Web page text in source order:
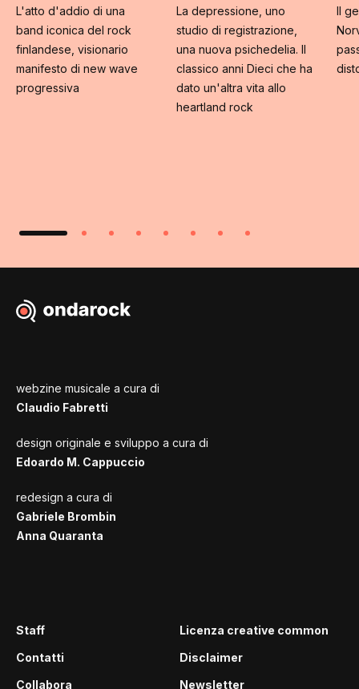
L'atto d'addio di una
band iconica del rock
finlandese, visionario
manifesto di new wave
progressiva
La depressione, uno
studio di registrazione,
una nuova psichedelia. Il
classico anni Dieci che ha
dato un'altra vita allo
heartland rock
Il
webzine musicale a cura di
Claudio Fabretti
design originale e sviluppo a cura di
Edoardo M. Cappuccio
redesign a cura di
Gabriele Brombin
Anna Quaranta
Staff
Contatti
Collabora
Licenza creative common
Disclaimer
Newsletter